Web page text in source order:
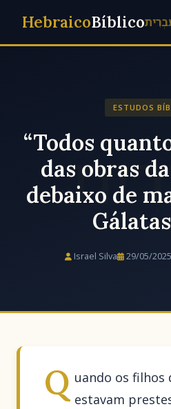
HebraicoBíblico
ESTUDOS
“Todos
das obras
debaixo de
Israel Silva 29/05/2025
Q uando os filhos
estavam